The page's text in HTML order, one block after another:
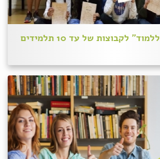
לקבוצות של עד 10 תלמידים